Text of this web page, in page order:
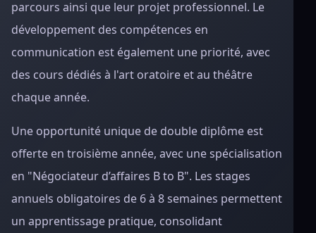
parcours ainsi que leur projet professionnel. Le
développement des compétences en
communication est également une priorité, avec
des cours dédiés à l'art oratoire et au théâtre
chaque année.
Une opportunité unique de double diplôme est
offerte en troisième année, avec une spécialisation
en "Négociateur d’affaires B to B". Les stages
annuels obligatoires de 6 à 8 semaines permettent
un apprentissage pratique, consolidant